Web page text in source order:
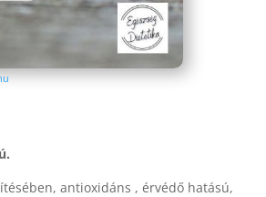
antioxidáns , érvédő hatású,